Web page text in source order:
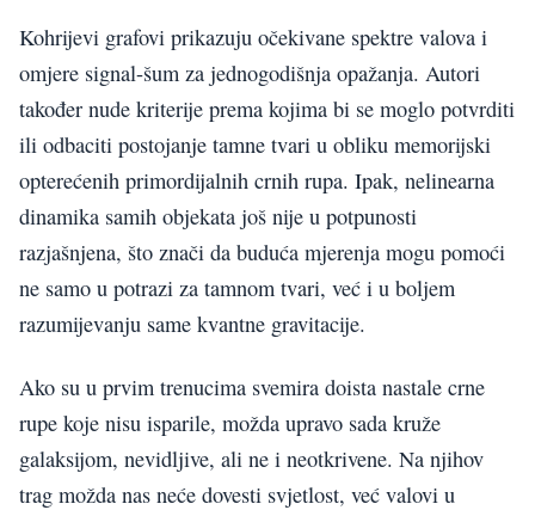
Kohrijevi grafovi prikazuju očekivane spektre valova i
omjere signal-šum za jednogodišnja opažanja. Autori
također nude kriterije prema kojima bi se moglo potvrditi
ili odbaciti postojanje tamne tvari u obliku memorijski
opterećenih primordijalnih crnih rupa. Ipak, nelinearna
dinamika samih objekata još nije u potpunosti
razjašnjena, što znači da buduća mjerenja mogu pomoći
ne samo u potrazi za tamnom tvari, već i u boljem
razumijevanju same kvantne gravitacije.
Ako su u prvim trenucima svemira doista nastale crne
rupe koje nisu isparile, možda upravo sada kruže
galaksijom, nevidljive, ali ne i neotkrivene. Na njihov
trag možda nas neće dovesti svjetlost, već valovi u